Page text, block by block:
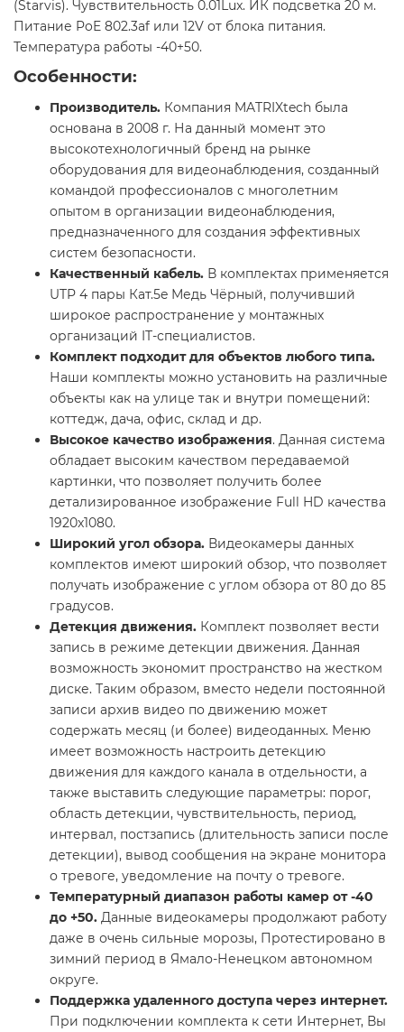
(Starvis). Чувствительность 0.01Lux. ИК подсветка 20 м.
Питание PoE 802.3af или 12V от блока питания.
Температура работы -40+50.
Особенности:
Производитель. Компания MATRIXtech была
основана в 2008 г. На данный момент это
высокотехнологичный бренд на рынке
оборудования для видеонаблюдения, созданный
командой профессионалов с многолетним
опытом в организации видеонаблюдения,
предназначенного для создания эффективных
систем безопасности.
Качественный кабель. В комплектах применяется
UTP 4 пары Кат.5e Медь Чёрный, получивший
широкое распространение у монтажных
организаций IT-специалистов.
Комплект подходит для объектов любого типа.
Наши комплекты можно установить на различные
объекты как на улице так и внутри помещений:
коттедж, дача, офис, склад и др.
Высокое качество изображения. Данная система
обладает высоким качеством передаваемой
картинки, что позволяет получить более
детализированное изображение Full HD качества
1920x1080.
Широкий угол обзора. Видеокамеры данных
комплектов имеют широкий обзор, что позволяет
получать изображение с углом обзора от 80 до 85
градусов.
Детекция движения. Комплект позволяет вести
запись в режиме детекции движения. Данная
возможность экономит пространство на жестком
диске. Таким образом, вместо недели постоянной
записи архив видео по движению может
содержать месяц (и более) видеоданных. Меню
имеет возможность настроить детекцию
движения для каждого канала в отдельности, а
также выставить следующие параметры: порог,
область детекции, чувствительность, период,
интервал, постзапись (длительность записи после
детекции), вывод сообщения на экране монитора
о тревоге, уведомление на почту о тревоге.
Температурный диапазон работы камер от -40
до +50. Данные видеокамеры продолжают работу
даже в очень сильные морозы, Протестировано в
зимний период в Ямало-Ненецком автономном
округе.
Поддержка удаленного доступа через интернет.
При подключении комплекта к сети Интернет, Вы